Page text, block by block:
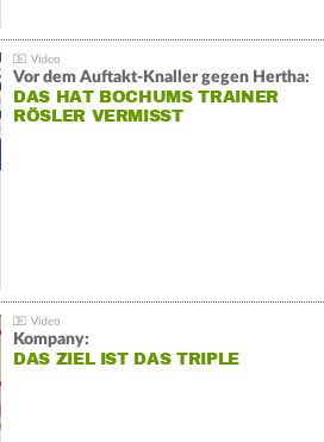
Vor dem Auftakt-Knaller gegen Hertha:
DAS HAT BOCHUMS TRAINER
RÖSLER VERMISST
Kompany:
DAS ZIEL IST DAS TRIPLE